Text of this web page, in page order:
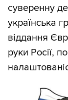
суверенну
українська
віддання
руки Росії,